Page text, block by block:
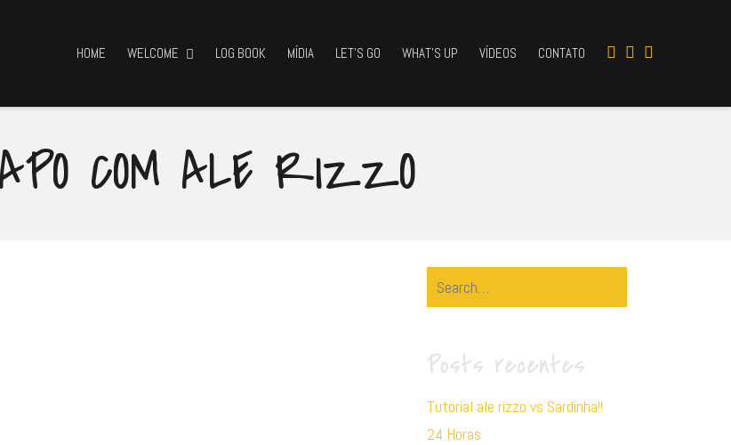
HOME WELCOME LOG BOOK MÍDIA LET’S GO WHAT’S UP VÍDEOS CONTATO
COM ALE RIZZO
for:
Posts recentes
Tutorial ale rizzo vs Sardinha!!
24 Horas